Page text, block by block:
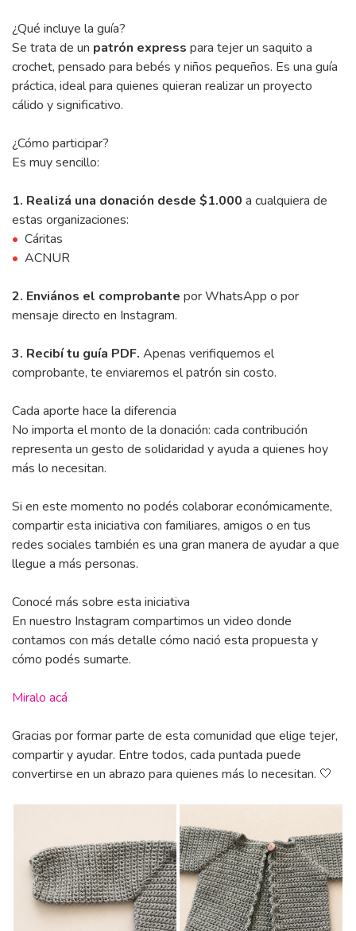
¿Qué incluye la guía?
Se trata de un patrón express para tejer un saquito a
crochet, pensado para bebés y niños pequeños. Es una guía
práctica, ideal para quienes quieran realizar un proyecto
cálido y significativo.
¿Cómo participar?
Es muy sencillo:
1. Realizá una donación desde $1.000 a cualquiera de
estas organizaciones:
Cáritas
ACNUR
2. Enviános el comprobante por WhatsApp o por
mensaje directo en Instagram.
3. Recibí tu guía PDF. Apenas verifiquemos el
comprobante, te enviaremos el patrón sin costo.
Cada aporte hace la diferencia
No importa el monto de la donación: cada contribución
representa un gesto de solidaridad y ayuda a quienes hoy
más lo necesitan.
Si en este momento no podés colaborar económicamente,
compartir esta iniciativa con familiares, amigos o en tus
redes sociales también es una gran manera de ayudar a que
llegue a más personas.
Conocé más sobre esta iniciativa
En nuestro Instagram compartimos un video donde
contamos con más detalle cómo nació esta propuesta y
cómo podés sumarte.
Miralo acá
Gracias por formar parte de esta comunidad que elige tejer,
compartir y ayudar. Entre todos, cada puntada puede
convertirse en un abrazo para quienes más lo necesitan. 🤍